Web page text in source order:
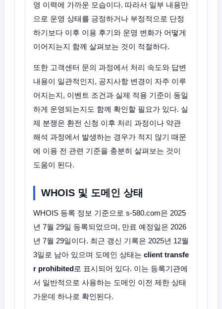
영 이력에 가까운 모습이다. 따라서 일부 내용만
으로 운영 상태를 긍정하거나 부정적으로 단정
하기보다 이후 이용 후기와 운영 변화가 어떻게
이어지는지 함께 살펴보는 것이 적절하다.
또한 고객센터 문의 과정에서 처리 속도와 답변
내용이 일관적인지, 공지사항 변경이 자주 이루
어지는지, 이벤트 조건과 실제 적용 기준이 동일
하게 운영되는지도 함께 확인할 필요가 있다. 실
제 분쟁은 환전 신청 이후 처리 과정이나 약관
해석 과정에서 발생하는 경우가 적지 않기 때문
에 이용 전 관련 기준을 충분히 살펴보는 것이
도움이 된다.
WHOIS 및 도메인 상태
WHOIS 등록 정보 기준으로 s-580.com은 2025
년 7월 29일 등록되었으며, 만료 예정일은 2026
년 7월 29일이다. 최근 갱신 기록은 2025년 12월
3일로 남아 있으며 도메인 상태는 client transfe
r prohibited로 표시되어 있다. 이는 등록기관에
서 일반적으로 사용하는 도메인 이전 제한 상태
가운데 하나로 확인된다.